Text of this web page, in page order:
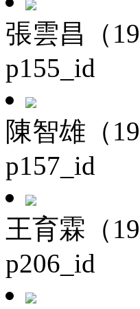
張雲昌（
p155_id
陳智雄（
p157_id
王育霖（
p206_id